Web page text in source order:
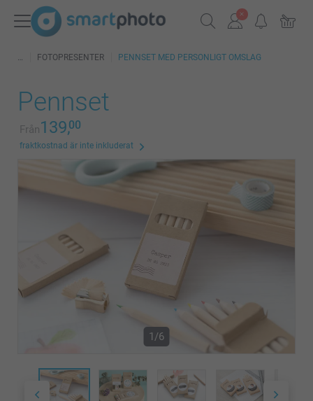
FOTOPRESENTER PENNSET MED PERSONLIGT OMSLAG
Pennset
Från139,00
fraktkostnad är inte inkluderat
1/6